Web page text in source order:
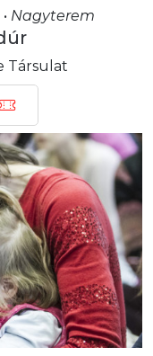
• Nagyterem
Társulat